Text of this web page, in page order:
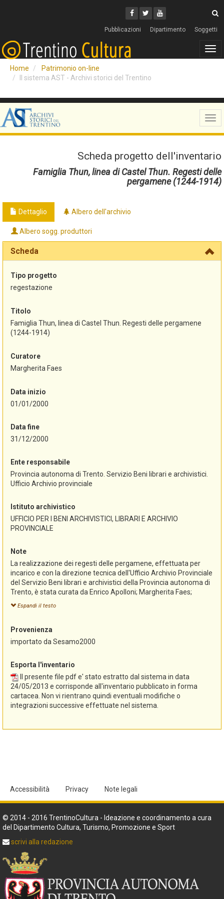
Facebook
Twitter
Youtube
Pubblicazioni Dipartimento Soggetti
Home
Patrimonio on-line
Il sistema AST - Archivi storici del Trentino
Scheda progetto dell'inventario
Famiglia Thun, linea di Castel Thun. Regesti delle
pergamene (1244-1914)
Dettaglio Albero dell'archivio
Albero sogg. produttori
Scheda
Tipo progetto
regestazione
Titolo
Famiglia Thun, linea di Castel Thun. Regesti delle pergamene
(1244-1914)
Curatore
Margherita Faes
Data inizio
01/01/2000
Data fine
31/12/2000
Ente responsabile
Provincia autonoma di Trento. Servizio Beni librari e archivistici.
Ufficio Archivio provinciale
Istituto archivistico
UFFICIO PER I BENI ARCHIVISTICI, LIBRARI E ARCHIVIO
PROVINCIALE
Note
La realizzazione dei regesti delle pergamene, effettuata per
incarico e con la direzione tecnica dell'Ufficio Archivio Provinciale
del Servizio Beni librari e archivistici della Provincia autonoma di
Trento, è stata curata da Enrico Apolloni; Margherita Faes;
Stefania Franzoi; Monica Paoli; Gustav Pfeifer e ultimata nel
2000.
"Sesamo", è stato successivamente convertito alla versione
"Sesamo 2000" e pubblicato in questo formato nella sezione
L'importazione in AST-Sistema informativo degli archivi storici
del Trentino e la conseguente revisione dei dati sono state
curate dalla Soprintendenza per i beni librari archivistici e
archeologici con la collaborazione di Marica Odorizzi, Renata
Tomasoni e Maria Letizia Tonelli (Cooperativa Arcadia) nel corso
Espandi il testo
Provenienza
importato da Sesamo2000
Esporta l'inventario
Il presente file pdf e' stato estratto dal sistema in data
24/05/2013 e corrisponde all'inventario pubblicato in forma
cartacea. Non vi rientrano quindi eventuali modifiche o
integrazioni successive effettuate nel sistema.
Accessibilità Privacy Note legali
© 2014 - 2016 TrentinoCultura - Ideazione e coordinamento a cura
del Dipartimento Cultura, Turismo, Promozione e Sport
scrivi alla redazione